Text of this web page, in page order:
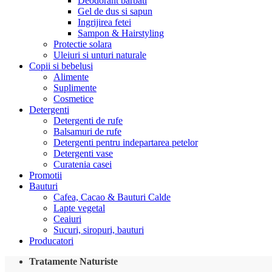
Gel de dus si sapun
Ingrijirea fetei
Sampon & Hairstyling
Protectie solara
Uleiuri si unturi naturale
Copii si bebelusi
Alimente
Suplimente
Cosmetice
Detergenti
Detergenti de rufe
Balsamuri de rufe
Detergenti pentru indepartarea petelor
Detergenti vase
Curatenia casei
Promotii
Bauturi
Cafea, Cacao & Bauturi Calde
Lapte vegetal
Ceaiuri
Sucuri, siropuri, bauturi
Producatori
Tratamente Naturiste